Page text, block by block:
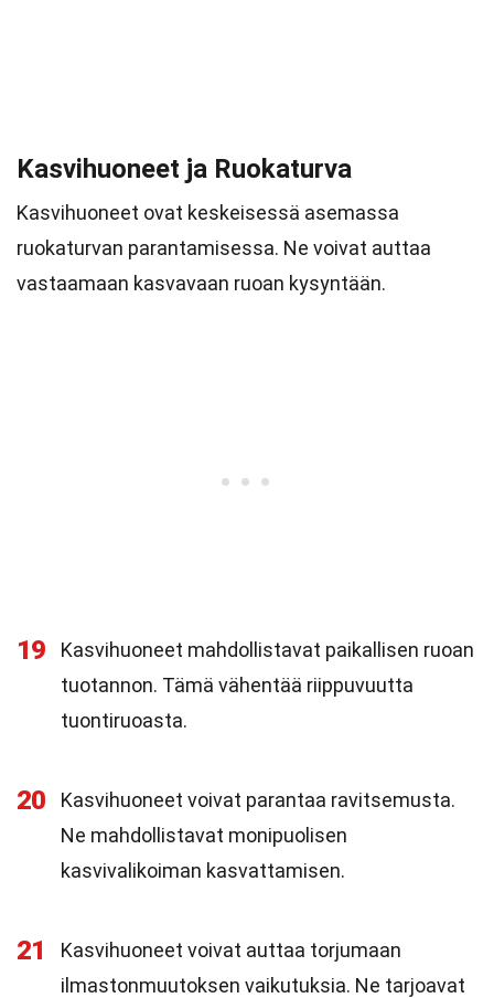
Kasvihuoneet ja Ruokaturva
Kasvihuoneet ovat keskeisessä asemassa
ruokaturvan parantamisessa. Ne voivat auttaa
vastaamaan kasvavaan ruoan kysyntään.
19
Kasvihuoneet mahdollistavat paikallisen ruoan
tuotannon. Tämä vähentää riippuvuutta
tuontiruoasta.
20
Kasvihuoneet voivat parantaa ravitsemusta.
Ne mahdollistavat monipuolisen
kasvivalikoiman kasvattamisen.
21
Kasvihuoneet voivat auttaa torjumaan
ilmastonmuutoksen vaikutuksia. Ne tarjoavat